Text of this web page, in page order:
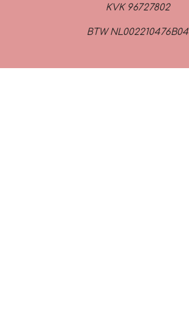
KVK 96727802
BTW NL002210476B04